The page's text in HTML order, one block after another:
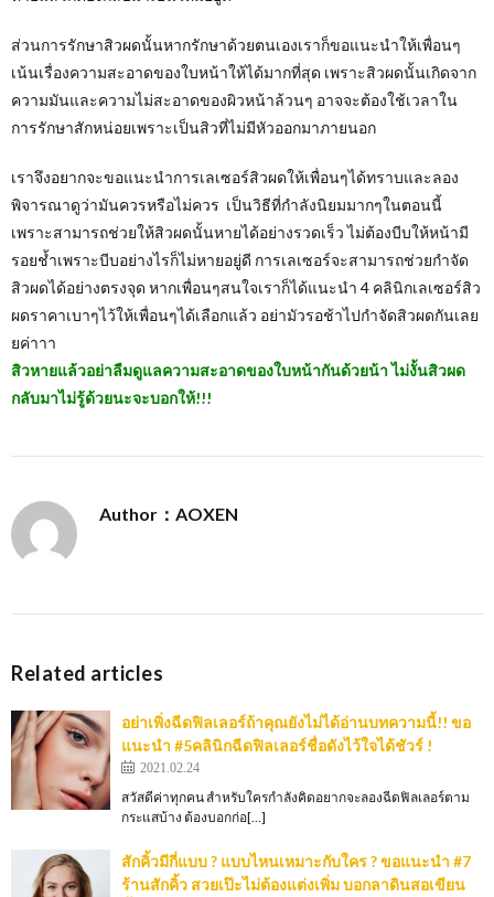
ส่วนการรักษาสิวผดนั้นหากรักษาด้วยตนเองเราก็ขอแนะนำให้เพื่อนๆ
เน้นเรื่องความสะอาดของใบหน้าให้ได้มากที่สุด เพราะสิวผดนั้นเกิดจาก
ความมันและความไม่สะอาดของผิวหน้าล้วนๆ อาจจะต้องใช้เวลาใน
การรักษาสักหน่อยเพราะเป็นสิวที่ไม่มีหัวออกมาภายนอก
เราจึงอยากจะขอแนะนำการเลเซอร์สิวผดให้เพื่อนๆได้ทราบและลอง
พิจารณาดูว่ามันควรหรือไม่ควร เป็นวิธีที่กำลังนิยมมากๆในตอนนี้
เพราะสามารถช่วยให้สิวผดนั้นหายได้อย่างรวดเร็ว ไม่ต้องบีบให้หน้ามี
รอยช้ำเพราะบีบอย่างไรก็ไม่หายอยู่ดี การเลเซอร์จะสามารถช่วยกำจัด
สิวผดได้อย่างตรงจุด หากเพื่อนๆสนใจเราก็ได้แนะนำ 4 คลินิกเลเซอร์สิว
ผดราคาเบาๆไว้ให้เพื่อนๆได้เลือกแล้ว อย่ามัวรอช้าไปกำจัดสิวผดกันเลย
ยค่าาา
สิวหายแล้วอย่าลืมดูแลความสะอาดของใบหน้ากันด้วยน้า ไม่งั้นสิวผด
กลับมาไม่รู้ด้วยนะจะบอกให้!!!
Author：AOXEN
Related articles
อย่าเพิ่งฉีดฟิลเลอร์ถ้าคุณยังไม่ได้อ่านบทความนี้!! ขอ
แนะนำ #5คลินิกฉีดฟิลเลอร์ชื่อดังไว้ใจได้ชัวร์ !
2021.02.24
สวัสดีค่าทุกคน สำหรับใครกำลังคิดอยากจะลองฉีดฟิลเลอร์ตาม
กระแสบ้าง ต้องบอกก่อ[…]
สักคิ้วมีกี่แบบ ? แบบไหนเหมาะกับใคร ? ขอแนะนำ #7
ร้านสักคิ้ว สวยเป๊ะไม่ต้องแต่งเพิ่ม บอกลาดินสอเขียน